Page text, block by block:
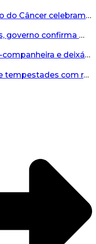
Pacientes do Tacchini Instituto do Câncer celebram Dia dos Pais com cuidado e relaxamento...
Após dois anos das enchentes, governo confirma mais de R$19 milhões para nova ponte no Vale do Taquari...
Acusado de tentar matar a ex-companheira e deixá-la paraplégica é condenado na Serra Gaúcha...
Rio Grande do Sul tem risco de tempestades com rajadas de ventos nos próximos dias...